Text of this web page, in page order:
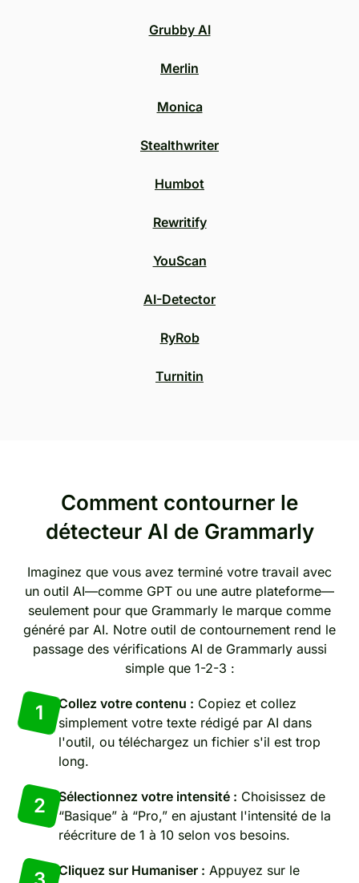
Grubby AI
Merlin
Monica
Stealthwriter
Humbot
Rewritify
YouScan
AI-Detector
RyRob
Turnitin
Comment contourner le
détecteur AI de Grammarly
Imaginez que vous avez terminé votre travail avec
un outil AI—comme GPT ou une autre plateforme—
seulement pour que Grammarly le marque comme
généré par AI. Notre outil de contournement rend le
passage des vérifications AI de Grammarly aussi
simple que 1-2-3 :
1 Collez votre contenu : Copiez et collez
simplement votre texte rédigé par AI dans
l'outil, ou téléchargez un fichier s'il est trop
long.
2 Sélectionnez votre intensité : Choisissez de
“Basique” à “Pro,” en ajustant l'intensité de la
réécriture de 1 à 10 selon vos besoins.
Cliquez sur Humaniser : Appuyez sur le